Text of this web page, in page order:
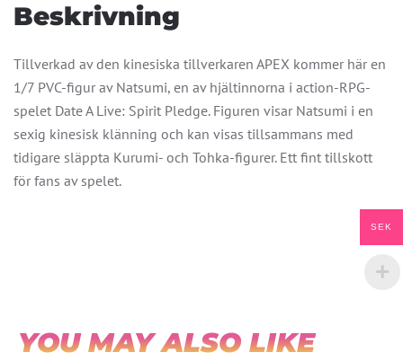
Beskrivning
Tillverkad av den kinesiska tillverkaren APEX kommer här en
1/7 PVC-figur av Natsumi, en av hjältinnorna i action-RPG-
spelet Date A Live: Spirit Pledge. Figuren visar Natsumi i en
sexig kinesisk klänning och kan visas tillsammans med
tidigare släppta Kurumi- och Tohka-figurer. Ett fint tillskott
för fans av spelet.
YOU MAY ALSO LIKE
SEK